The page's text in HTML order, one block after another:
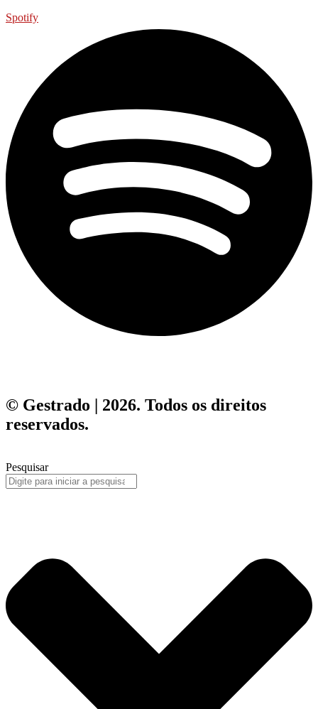
Spotify
© Gestrado | 2026. Todos os direitos
reservados.
Pesquisar